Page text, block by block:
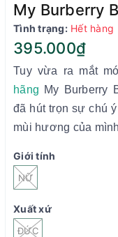
My Burberry
Tình trạng: Hết hàng
395.000₫
Tuy vừa ra mắt
hãng My Burberry
đã hút trọn sự chú
mùi hương của
Giới tính
NỮ
Xuất xứ
ĐỨC